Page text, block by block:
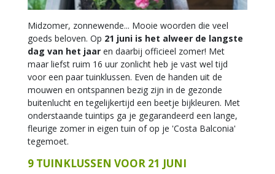
Midzomer, zonnewende... Mooie woorden die veel
goeds beloven. Op 21 juni is het alweer de langste
dag van het jaar en daarbij officieel zomer! Met
maar liefst ruim 16 uur zonlicht heb je vast wel tijd
voor een paar tuinklussen. Even de handen uit de
mouwen en ontspannen bezig zijn in de gezonde
buitenlucht en tegelijkertijd een beetje bijkleuren. Met
onderstaande tuintips ga je gegarandeerd een lange,
fleurige zomer in eigen tuin of op je 'Costa Balconia'
tegemoet.
9 TUINKLUSSEN VOOR 21 JUNI